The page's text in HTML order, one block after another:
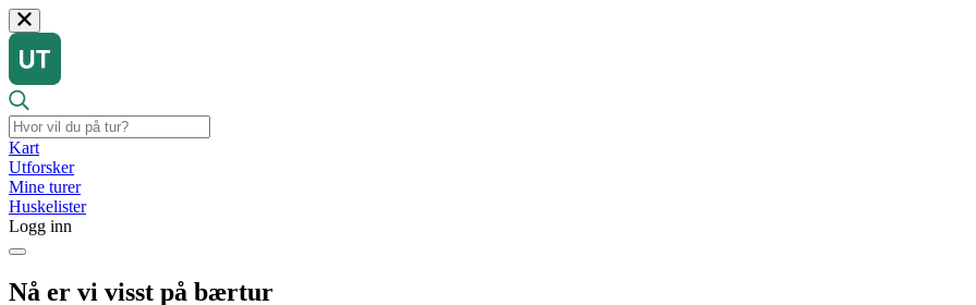
Kart
Utforsker
Mine turer
Huskelister
Logg inn
Nå er vi visst på bærtur